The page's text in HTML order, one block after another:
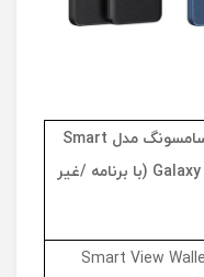
مدل Smart
(با برنامه /غیر